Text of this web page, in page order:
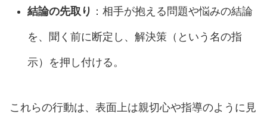
結論の先取り ：相手が抱える問題や悩みの結論
を、聞く前に断定し、解決策（という名の指
示）を押し付ける。
これらの行動は、表面上は親切心や指導のように見